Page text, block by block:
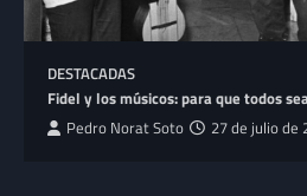
DESTACADAS
Fidel y los músicos: para que todos
Pedro Norat Soto 27 de julio de